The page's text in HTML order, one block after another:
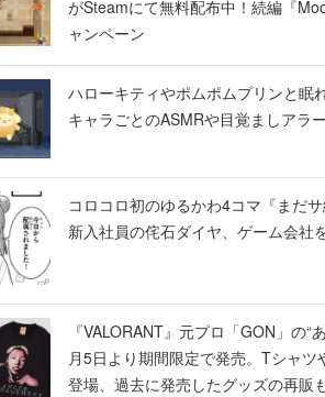
がSteamにて無料配布中！続編『
ャンペーン
ハローキティやポムポムプリンと眠
キャラごとのASMRや目覚ましアラ
コロコロ初のゆるかわ4コマ『まだ
新入社員の侘石ダイヤ、ゲーム会社
『VALORANT』元プロ「GON」の
月5日より期間限定で発売。Tシャ
登場、過去に発売したグッズの再販